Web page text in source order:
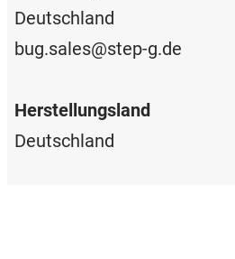
Deutschland
bug.sales@step-g.de
Herstellungsland
Deutschland